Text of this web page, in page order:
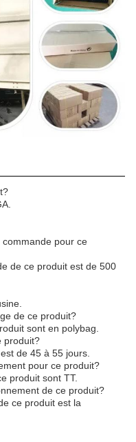
pour ce
de ce produit est de 500
de ce produit?
sont en polybag.
produit?
de 45 à 55 jours.
pour ce produit?
produit sont TT.
de ce produit?
ce produit est la